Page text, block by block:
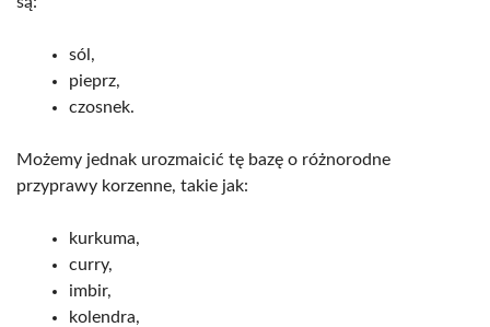
sól,
pieprz,
czosnek.
Możemy jednak urozmaicić tę bazę o różnorodne
przyprawy korzenne, takie jak:
kurkuma,
curry,
imbir,
kolendra,